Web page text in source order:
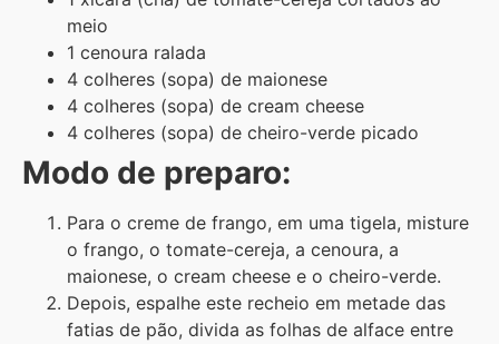
meio
1 cenoura ralada
4 colheres (sopa) de maionese
4 colheres (sopa) de cream cheese
4 colheres (sopa) de cheiro-verde picado
Modo de preparo:
Para o creme de frango, em uma tigela, misture
o frango, o tomate-cereja, a cenoura, a
maionese, o cream cheese e o cheiro-verde.
Depois, espalhe este recheio em metade das
fatias de pão, divida as folhas de alface entre